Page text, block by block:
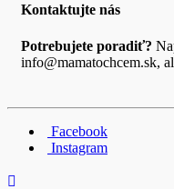
Kontaktujte nás
Potrebujete poradiť?
info@mamatochcem.sk,
Facebook
Instagram